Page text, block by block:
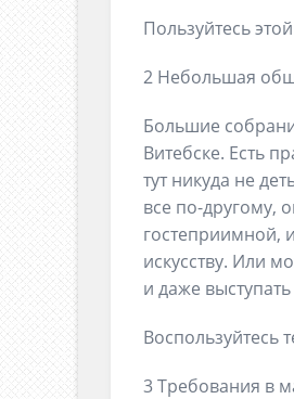
Пользуйтесь
2 Небольшая
Большие
Витебске. Есть
тут никуда не
все по-другому,
гостеприимной,
искусству. Или
и даже
Воспользуйтесь
3 Требования в